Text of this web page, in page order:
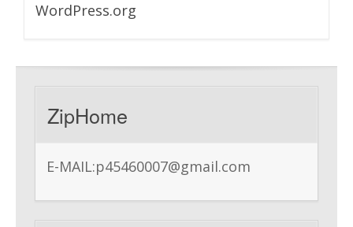
WordPress.org
ZipHome
E-MAIL:p45460007@gmail.com